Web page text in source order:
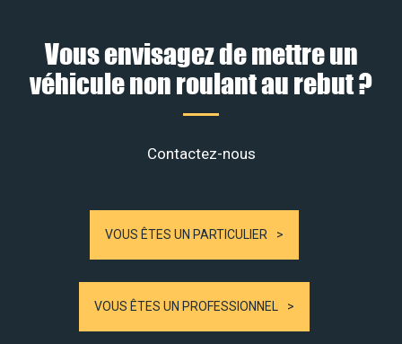
Vous envisagez de mettre un
véhicule non roulant au rebut ?
Contactez-nous
VOUS ÊTES UN PARTICULIER
VOUS ÊTES UN PROFESSIONNEL